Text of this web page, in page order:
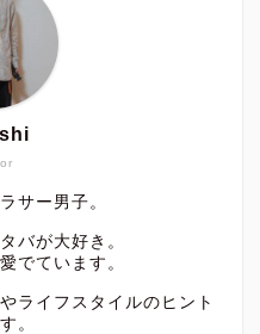
サー男子。
バが大好き。
でています。
ライフスタイルのヒント
。